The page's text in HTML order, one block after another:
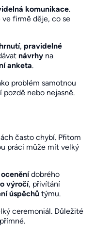
komunikace.
firmě děje, co se
, pravidelné
návrhy na
anketa.
problém samotnou
pozdě nebo nejasně.
často chybí. Přitom
práci může mít velký
oceněnídobrého
výročí, přivítání
úspěchů týmu.
ceremoniál. Důležité